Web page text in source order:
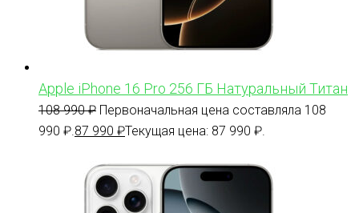
Apple iPhone 16 Pro 256 ГБ Натуральный Титан
108 990₽ Первоначальная цена составляла 108
990 ₽. 87 990 ₽Текущая цена: 87 990 ₽.